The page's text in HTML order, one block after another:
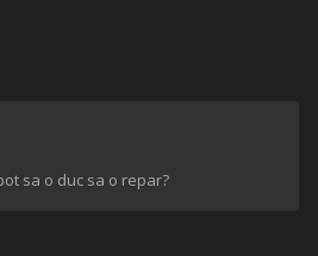
sa o duc sa o repar?